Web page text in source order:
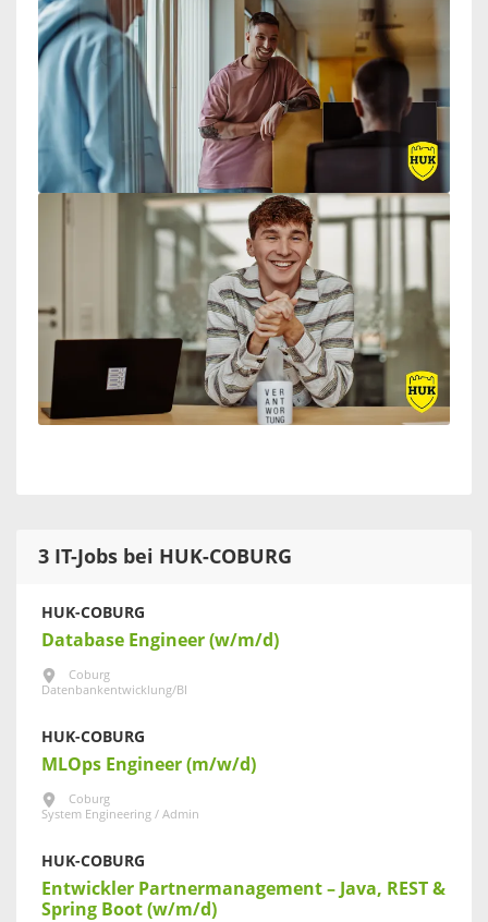
3 IT-Jobs bei HUK-COBURG
HUK-COBURG
Database Engineer (w/m/d)
Coburg
Datenbankentwicklung/BI
HUK-COBURG
MLOps Engineer (m/w/d)
Coburg
System Engineering / Admin
HUK-COBURG
Entwickler Partnermanagement – Java, REST &
Spring Boot (w/m/d)